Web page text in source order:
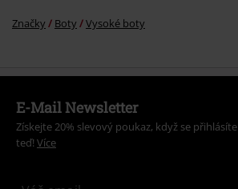
Značky Boty Vysoké boty
E-Mail Newsletter
Získejte 20% slevový poukaz, když se přihlásíte
teď! Více